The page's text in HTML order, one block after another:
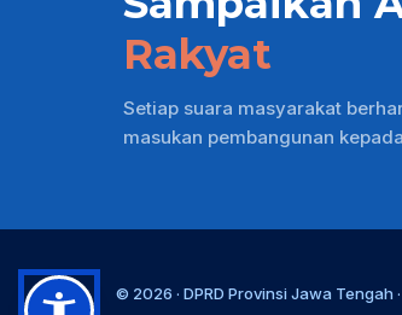
Rakyat
Setiap suara masyarakat
masukan pembangunan
© 2026 · DPRD Provinsi Jawa Tengah